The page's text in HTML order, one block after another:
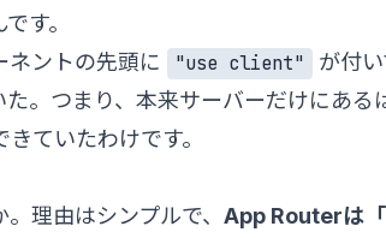
す。
ネントの先頭に
"use client"
が付
。つまり、本来サーバーだけにある
ていたわけです。
理由はシンプルで、 App Routerは